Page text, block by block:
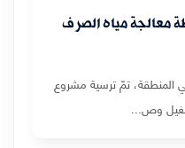
مياه الصرف
المنطقة، تمّ ترسية مشروع
وص...